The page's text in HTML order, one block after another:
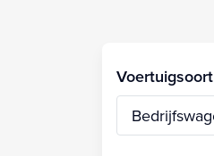
Voertuigsoort